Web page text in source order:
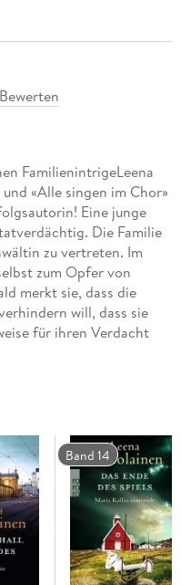
Bewerten
FamilienintrigeLeena
«Alle singen im Chor»
Eine junge
Die Familie
zu vertreten. Im
zum Opfer von
merkt sie, dass die
will, dass sie
für ihren Verdacht
Band 14